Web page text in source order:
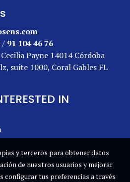
/ 91 104 46 76
Payne 14014 Córdoba
suite 1000, Coral Gables FL
IN
y terceros para obtener datos
de nuestros usuarios y mejorar
configurar tus preferencias a través